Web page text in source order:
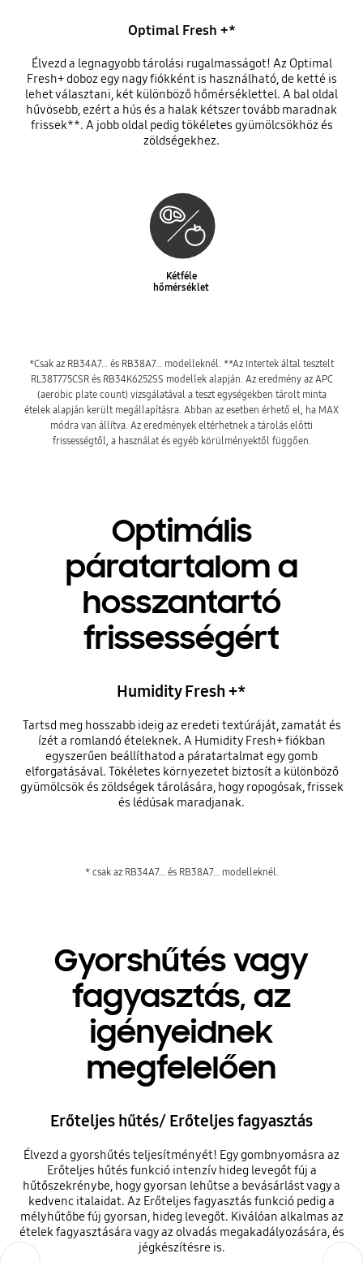
Optimal Fresh +*
Élvezd a legnagyobb tárolási rugalmasságot! Az Optimal
Fresh+ doboz egy nagy fiókként is használható, de ketté is
lehet választani, két különböző hőmérséklettel. A bal oldal
hűvösebb, ezért a hús és a halak kétszer tovább maradnak
frissek**. A jobb oldal pedig tökéletes gyümölcsökhöz és
zöldségekhez.
Kétféle
hőmérséklet
*Csak az RB34A7… és RB38A7… modelleknél. **Az Intertek által tesztelt
RL38T775CSR és RB34K6252SS modellek alapján. Az eredmény az APC
(aerobic plate count) vizsgálatával a teszt egységekben tárolt minta
ételek alapján került megállapításra. Abban az esetben érhető el, ha MAX
módra van állítva. Az eredmények eltérhetnek a tárolás előtti
frissességtől, a használat és egyéb körülményektől függően.
Optimális
páratartalom a
hosszantartó
frissességért
Humidity Fresh +*
Tartsd meg hosszabb ideig az eredeti textúráját, zamatát és
ízét a romlandó ételeknek. A Humidity Fresh+ fiókban
egyszerűen beállíthatod a páratartalmat egy gomb
elforgatásával. Tökéletes környezetet biztosít a különböző
gyümölcsök és zöldségek tárolására, hogy ropogósak, frissek
és lédúsak maradjanak.
* csak az RB34A7… és RB38A7… modelleknél.
Gyorshűtés vagy
fagyasztás, az
igényeidnek
megfelelően
Erőteljes hűtés/ Erőteljes fagyasztás
Élvezd a gyorshűtés teljesítményét! Egy gombnyomásra az
Erőteljes hűtés funkció intenzív hideg levegőt fúj a
hűtőszekrénybe, hogy gyorsan lehűtse a bevásárlást vagy a
kedvenc italaidat. Az Erőteljes fagyasztás funkció pedig a
mélyhűtőbe fúj gyorsan, hideg levegőt. Kiválóan alkalmas az
ételek fagyasztására vagy az olvadás megakadályozására, és
jégkészítésre is.